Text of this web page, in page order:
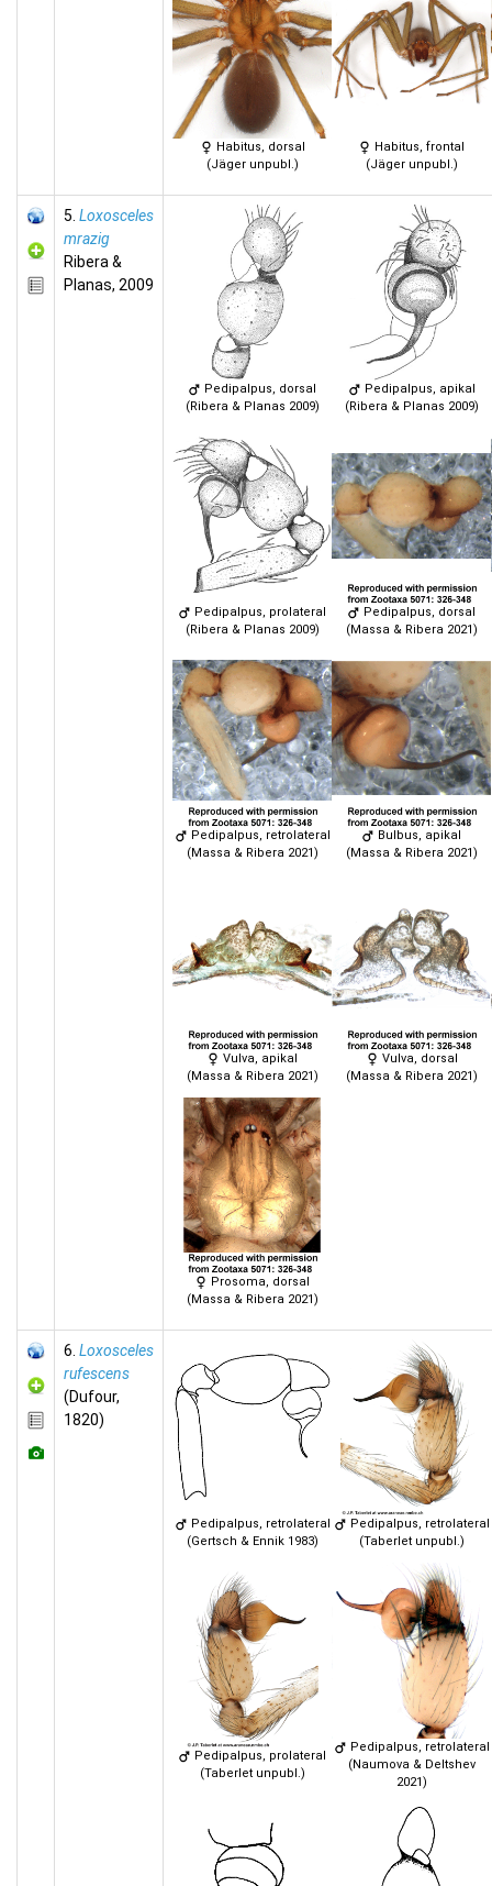
Habitus, dorsal
(Jäger unpubl.)
Habitus, frontal
(Jäger unpubl.)
5. Loxosceles
mrazig
Ribera &
Planas, 2009
Pedipalpus, dorsal
(Ribera & Planas 2009)
Pedipalpus, apikal
(Ribera & Planas 2009)
Pedipalpus, prolateral
(Ribera & Planas 2009)
Pedipalpus, dorsal
(Massa & Ribera 2021)
Pedipalpus, retrolateral
(Massa & Ribera 2021)
Bulbus, apikal
(Massa & Ribera 2021)
Vulva, apikal
(Massa & Ribera 2021)
Vulva, dorsal
(Massa & Ribera 2021)
Prosoma, dorsal
(Massa & Ribera 2021)
6. Loxosceles
rufescens
(Dufour,
1820)
Pedipalpus, retrolateral
(Gertsch & Ennik 1983)
Pedipalpus, retrolateral
(Taberlet unpubl.)
Pedipalpus, prolateral
(Taberlet unpubl.)
Pedipalpus, retrolateral
(Naumova & Deltshev
2021)